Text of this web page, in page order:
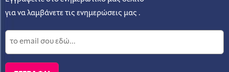
για να λαμβάνετε τις ενημερώσεις μας .